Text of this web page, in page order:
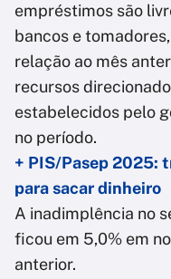
empréstimos são
bancos e
relação ao mês
recursos
estabelecidos pelo
no período.
+ PIS/Pasep 2025:
para sacar dinheiro
A inadimplência no
ficou em 5,0% em
anterior.